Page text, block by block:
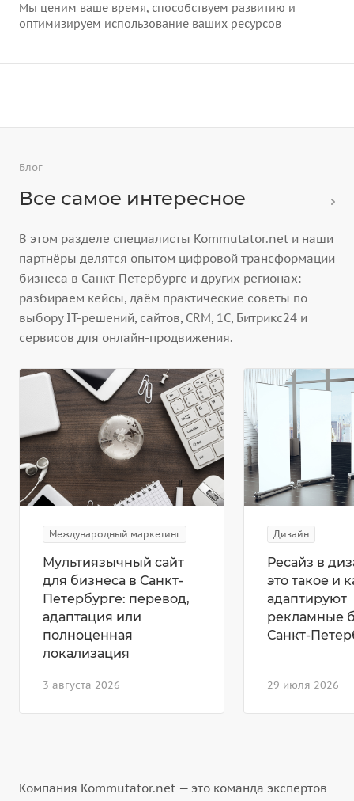
Мы ценим ваше время, способствуем развитию и
оптимизируем использование ваших ресурсов
Блог
Все самое интересное
В этом разделе специалисты Kommutator.net и наши
партнёры делятся опытом цифровой трансформации
бизнеса в Санкт-Петербурге и других регионах:
разбираем кейсы, даём практические советы по
выбору IT-решений, сайтов, CRM, 1С, Битрикс24 и
сервисов для онлайн-продвижения.
Международный маркетинг
3 августа 2026
Мультиязычный сайт
для бизнеса в Санкт-
Петербурге: перевод,
адаптация или
полноценная
локализация
Дизайн
29 июля 2026
Ресайз в
это такое и
адаптируют
рекламные
Санкт-
Компания Kommutator.net — это команда экспертов